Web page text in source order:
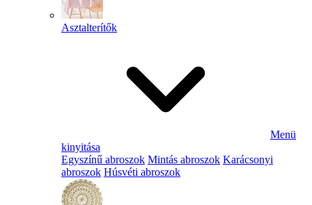
Asztalterítők
Menü
kinyitása
Egyszínű abroszok Mintás abroszok Karácsonyi
abroszok Húsvéti abroszok